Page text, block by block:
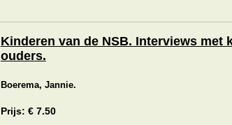
Kinderen van de NSB. Interviews met
ouders.
Boerema, Jannie.
Prijs: € 7.50